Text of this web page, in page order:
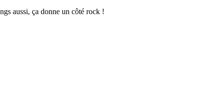
aussi, ça donne un côté rock !